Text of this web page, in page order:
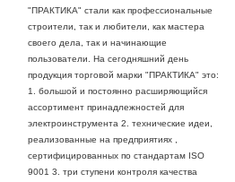
"ПРАКТИКА" стали как профессиональные
строители, так и любители, как мастера
своего дела, так и начинающие
пользователи. На сегодняшний день
продукция торговой марки "ПРАКТИКА" это:
1. большой и постоянно расширяющийся
ассортимент принадлежностей для
электроинструмента 2. технические идеи,
реализованные на предприятиях ,
сертифицированных по стандартам ISO
9001 3. три ступени контроля качества